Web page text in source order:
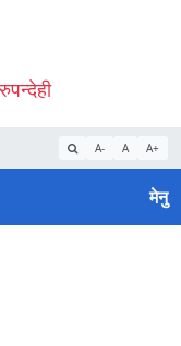
A- A A+
मेनु